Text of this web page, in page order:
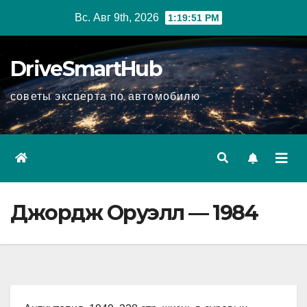
Вс. Авг 9th, 2026 1:19:52 PM
DriveSmartHub
советы эксперта по автомобилю
Джордж Оруэлл — 1984